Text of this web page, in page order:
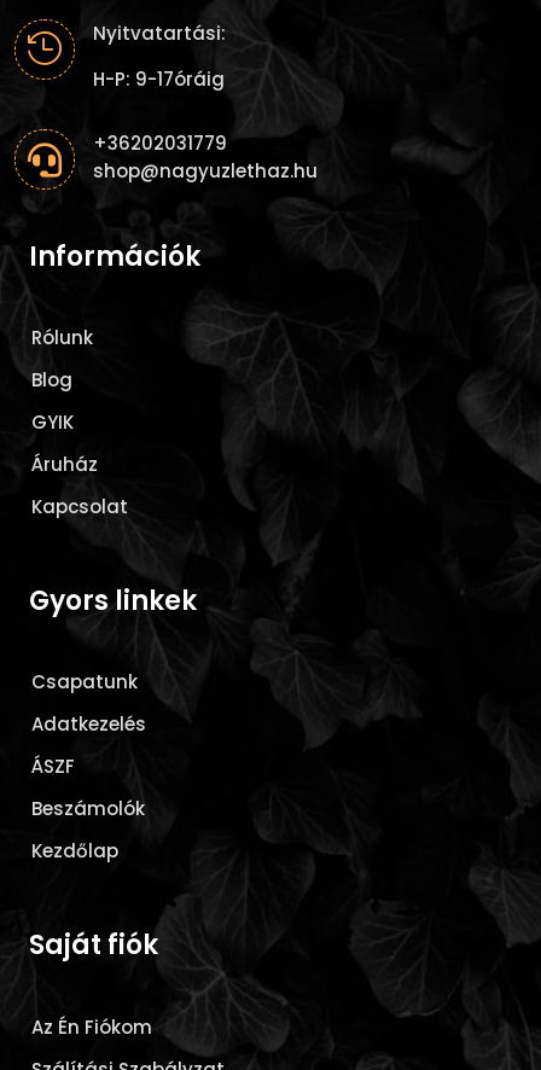

Nyitvatartási:
H-P: 9-17óráig

+36202031779
shop@nagyuzlethaz.hu
Információk
Rólunk
Blog
GYIK
Áruház
Kapcsolat
Gyors linkek
Csapatunk
Adatkezelés
ÁSZF
Beszámolók
Kezdőlap
Saját fiók
Az Én Fiókom